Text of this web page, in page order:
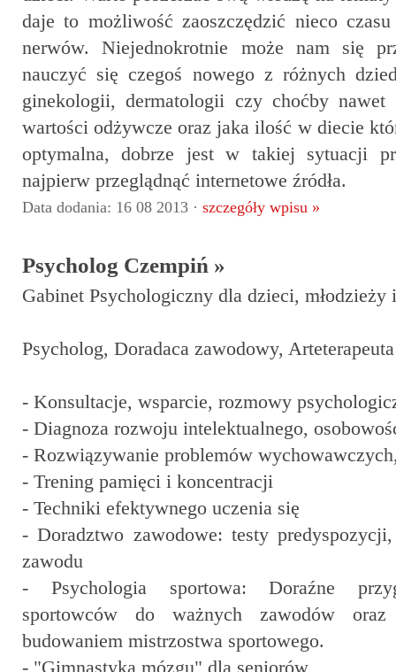
daje to możliwość zaoszczędzić nieco
nerwów. Niejednokrotnie może nam się
nauczyć się czegoś nowego z różnych
ginekologii, dermatologii czy choćby
wartości odżywcze oraz jaka ilość w diecie
optymalna, dobrze jest w takiej sytuacji
najpierw przeglądnąć internetowe źródła.
Data dodania: 16 08 2013 · szczegóły wpisu »
Psycholog Czempiń »
Gabinet Psychologiczny dla dzieci, młodzieży
Psycholog, Doradaca zawodowy, Arteterapeuta
- Konsultacje, wsparcie, rozmowy
- Diagnoza rozwoju intelektualnego,
- Rozwiązywanie problemów
- Trening pamięci i koncentracji
- Techniki efektywnego uczenia się
- Doradztwo zawodowe: testy
zawodu
- Psychologia sportowa: Doraźne
sportowców do ważnych zawodów
budowaniem mistrzostwa sportowego.
- "Gimnastyka mózgu" dla seniorów